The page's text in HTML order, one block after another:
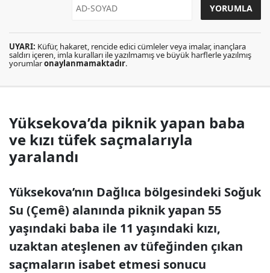
UYARI: Küfür, hakaret, rencide edici cümleler veya imalar, inançlara
saldırı içeren, imla kuralları ile yazılmamış ve büyük harflerle yazılmış
yorumlaronaylanmamaktadır.
Yüksekova’da piknik yapan baba
ve kızı tüfek saçmalarıyla
yaralandı
Yüksekova’nın Dağlıca bölgesindeki Soğuk
Su (Çemê) alanında piknik yapan 55
yaşındaki baba ile 11 yaşındaki kızı,
uzaktan ateşlenen av tüfeğinden çıkan
saçmaların isabet etmesi sonucu